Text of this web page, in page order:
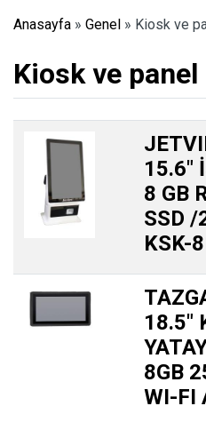
Anasayfa » Genel » Kiosk ve
Kiosk ve
15.6″
8 GB
SSD /
KSK-
18.5″
8GB
WI-FI